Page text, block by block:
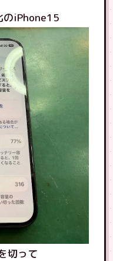
のiPhone15
切って